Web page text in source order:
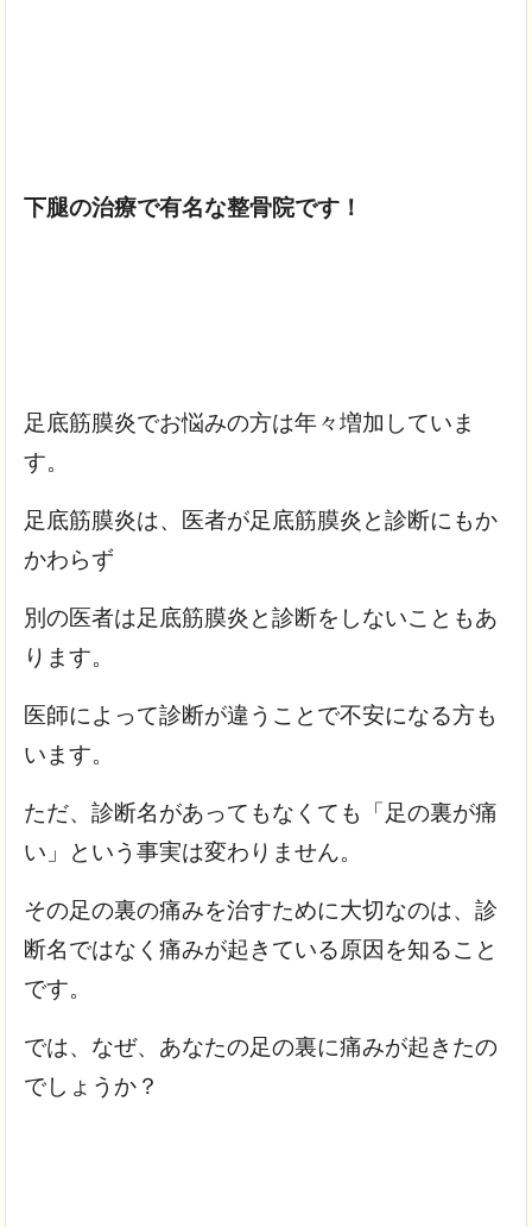
下腿の治療で有名な整骨院です！
足底筋膜炎でお悩みの方は年々増加していま
す。
足底筋膜炎は、医者が足底筋膜炎と診断にもか
かわらず
別の医者は足底筋膜炎と診断をしないこともあ
ります。
医師によって診断が違うことで不安になる方も
います。
ただ、診断名があってもなくても「足の裏が痛
い」という事実は変わりません。
その足の裏の痛みを治すために大切なのは、診
断名ではなく痛みが起きている原因を知ること
です。
では、なぜ、あなたの足の裏に痛みが起きたの
でしょうか？